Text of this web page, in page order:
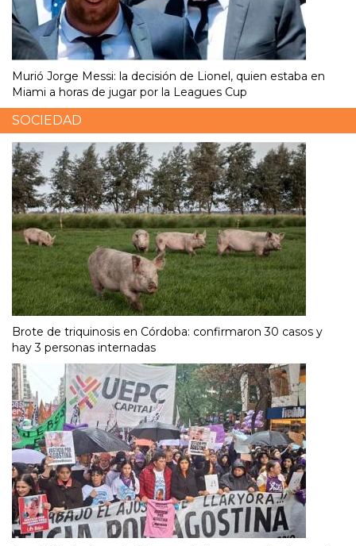
Murió Jorge Messi: la decisión de Lionel, quien estaba en
Miami a horas de jugar por la Leagues Cup
SOCIEDAD
Brote de triquinosis en Córdoba: confirmaron 30 casos y
hay 3 personas internadas